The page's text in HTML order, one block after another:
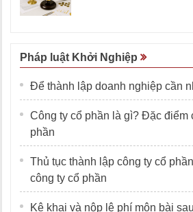
Pháp luật Khởi Nghiệp
Để thành lập doanh nghiệp cần
Công ty cổ phần là gì? Đặc điểm
phần
Thủ tục thành lập công ty cổ
công ty cổ phần
Kê khai và nộp lệ phí môn bài